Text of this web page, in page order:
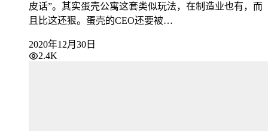
皮话”。其实蛋壳公寓这套类似玩法，在制造业也有，而
且比这还狠。蛋壳的CEO还要被…
2020年12月30日
2.4K